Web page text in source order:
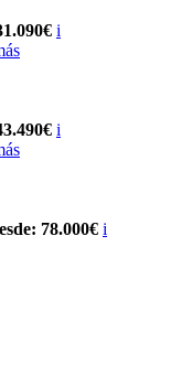
i
i
78.000€ i